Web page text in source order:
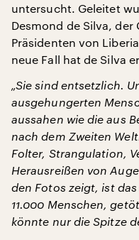
untersucht. Geleitet
Desmond de Silva, der
Präsidenten von
neue Fall hat de Silva
„Sie sind entsetzlich.
ausgehungerten
aussahen wie die aus
nach dem Zweiten
Folter, Strangulation,
Herausreißen von
den Fotos zeigt, ist
11.000 Menschen,
könnte nur die Spitze